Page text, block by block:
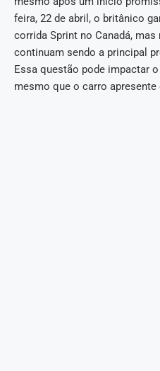
feira, 22 de abril, o britânico
corrida Sprint no Canadá,
continuam sendo a principal
Essa questão pode impactar
mesmo que o carro